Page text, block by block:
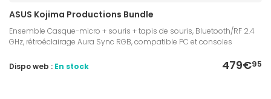
ASUS Kojima Productions Bundle
Ensemble Casque-micro + souris + tapis de souris, Bluetooth/RF 2.4
GHz, rétroéclairage Aura Sync RGB, compatible PC et consoles
479€95
Dispo web : En stock